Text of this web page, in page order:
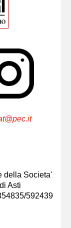
della Societa'
Asti
592439